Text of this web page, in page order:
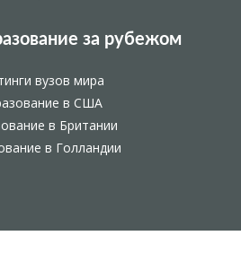
за рубежом
вузов мира
в США
в Британии
в Голландии